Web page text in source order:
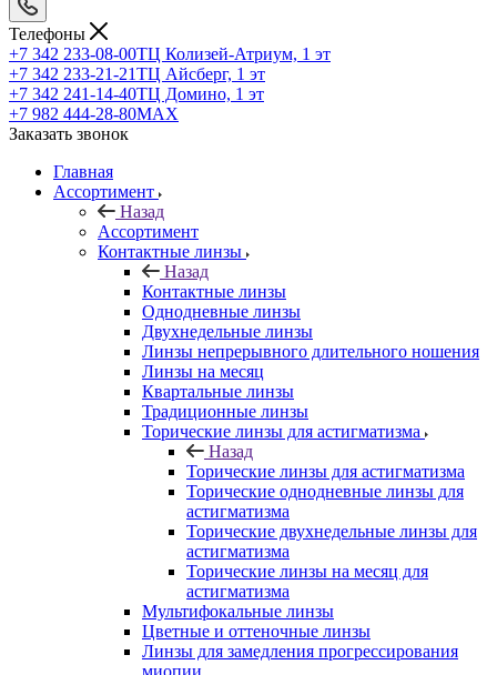
Телефоны
+7 342 233-08-00ТЦ Колизей-Атриум, 1 эт
+7 342 233-21-21ТЦ Айсберг, 1 эт
+7 342 241-14-40ТЦ Домино, 1 эт
+7 982 444-28-80MAX
Заказать звонок
Главная
Ассортимент
Назад
Ассортимент
Контактные линзы
Назад
Контактные линзы
Однодневные линзы
Двухнедельные линзы
Линзы непрерывного длительного ношения
Линзы на месяц
Квартальные линзы
Традиционные линзы
Торические линзы для астигматизма
Назад
Торические линзы для астигматизма
Торические однодневные линзы для
астигматизма
Торические двухнедельные линзы для
астигматизма
Торические линзы на месяц для
астигматизма
Мультифокальные линзы
Цветные и оттеночные линзы
Линзы для замедления прогрессирования
миопии